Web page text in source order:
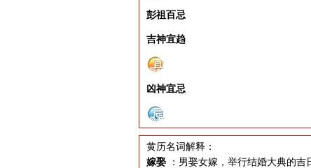
彭祖百忌
吉神宜趋
凶神宜忌
黄历名词解释：
嫁娶
：男娶女嫁，举行结婚大典的吉